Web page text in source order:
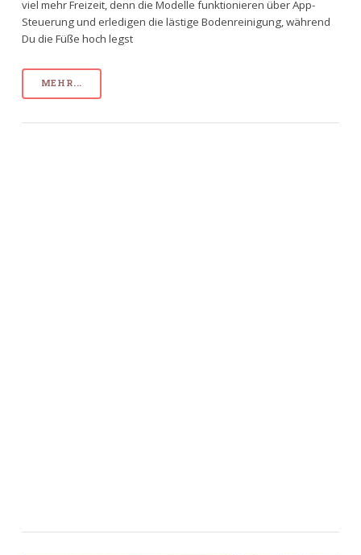
viel mehr Freizeit, denn die Modelle funktionieren über App-
Steuerung und erledigen die lästige Bodenreinigung, während
Du die Füße hoch legst
MEHR...